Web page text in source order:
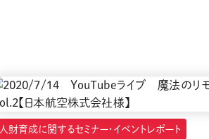
人財育成に関するセミナー・イベントレポート